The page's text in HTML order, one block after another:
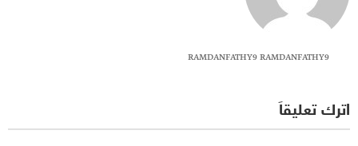
RAMDANFATHY9 RAMDANFATHY9
اترك تعليقاً